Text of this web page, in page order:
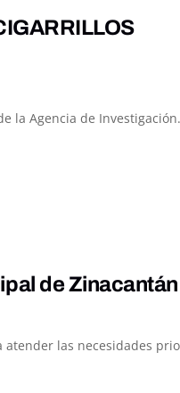
la Agencia de
de Zinacantán
las necesidades